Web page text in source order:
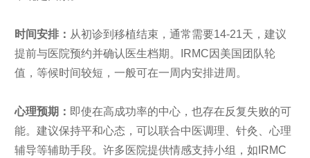
时间安排： 从初诊到移植结束，通常需要14-21天，建议
提前与医院预约并确认医生档期。IRMC因美国团队轮
值，等候时间较短，一般可在一周内安排进周。
心理预期： 即使在高成功率的中心，也存在反复失败的可
能。建议保持平和心态，可以联合中医调理、针灸、心理
辅导等辅助手段。许多医院提供情感支持小组，如IRMC